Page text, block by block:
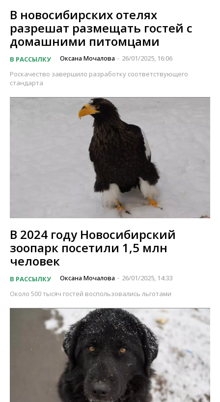
В новосибирских отелях
разрешат размещать гостей с
домашними питомцами
В РАССЫЛКУ Оксана Мочалова - 26/01/2025, 16:06
Роскачество завершило разработку соответствующего
стандарта
В 2024 году Новосибирский
зоопарк посетили 1,5 млн
человек
В РАССЫЛКУ Оксана Мочалова - 26/01/2025, 14:33
Около 500 тысяч гостей воспользовались льготами